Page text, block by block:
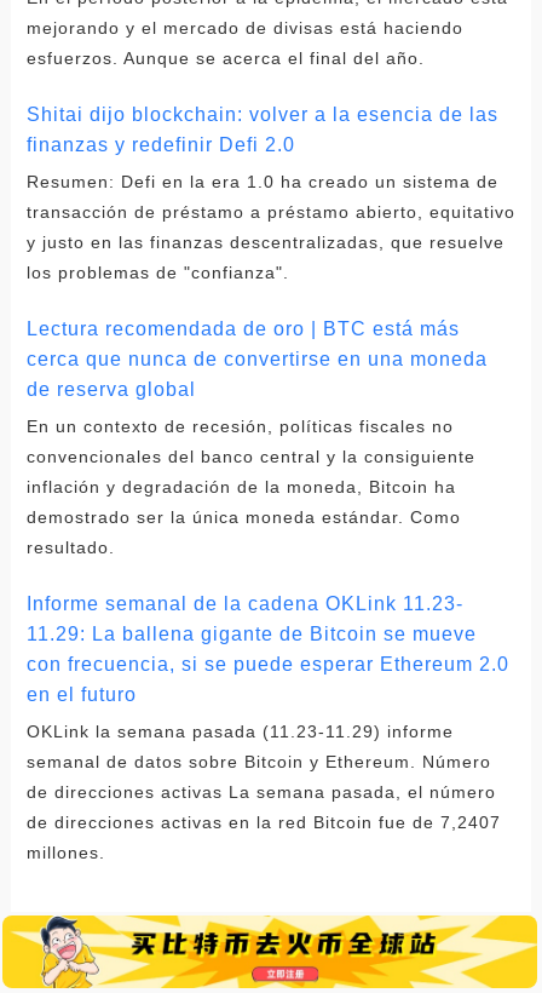
mejorando y el mercado de divisas está haciendo
esfuerzos. Aunque se acerca el final del año.
Shitai dijo blockchain: volver a la esencia de las
finanzas y redefinir Defi 2.0
Resumen: Defi en la era 1.0 ha creado un sistema de
transacción de préstamo a préstamo abierto, equitativo
y justo en las finanzas descentralizadas, que resuelve
los problemas de "confianza".
Lectura recomendada de oro | BTC está más
cerca que nunca de convertirse en una moneda
de reserva global
En un contexto de recesión, políticas fiscales no
convencionales del banco central y la consiguiente
inflación y degradación de la moneda, Bitcoin ha
demostrado ser la única moneda estándar. Como
resultado.
Informe semanal de la cadena OKLink 11.23-
11.29: La ballena gigante de Bitcoin se mueve
con frecuencia, si se puede esperar Ethereum 2.0
en el futuro
OKLink la semana pasada (11.23-11.29) informe
semanal de datos sobre Bitcoin y Ethereum. Número
de direcciones activas La semana pasada, el número
de direcciones activas en la red Bitcoin fue de 7,2407
millones.